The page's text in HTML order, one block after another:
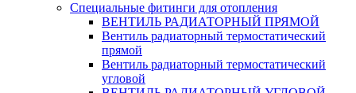
Специальные фитинги для отопления
ВЕНТИЛЬ РАДИАТОРНЫЙ ПРЯМОЙ
Вентиль радиаторный термостатический
прямой
Вентиль радиаторный термостатический
угловой